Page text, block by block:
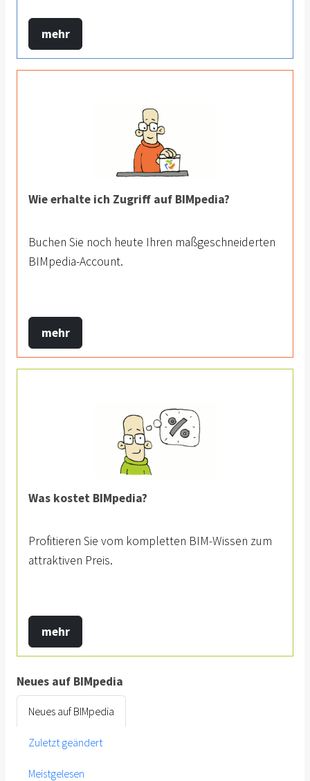
mehr
Wie erhalte ich Zugriff auf BIMpedia?
Buchen Sie noch heute Ihren maßgeschneiderten
BIMpedia-Account.
mehr
Was kostet BIMpedia?
Profitieren Sie vom kompletten BIM-Wissen zum
attraktiven Preis.
mehr
Neues auf BIMpedia
Neues auf BIMpedia
Zuletzt geändert
Meistgelesen